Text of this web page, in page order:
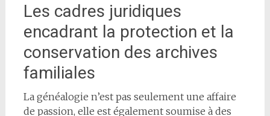
Les cadres juridiques
encadrant la protection et la
conservation des archives
familiales
La généalogie n’est pas seulement une affaire
de passion, elle est également soumise à des